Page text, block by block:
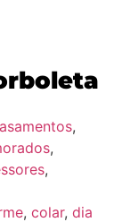
,
,
,
, colar, dia